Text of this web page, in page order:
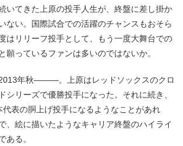
いてきた上原の投手人生が、終盤に差し掛か
ない。国際試合での活躍のチャンスもおそら
はリリーフ投手として、もう一度大舞台での
願っているファンは多いのではないか。
年秋―――。上原はレッドソックスのクロ
シリーズで優勝投手になった。それに続き、
表の胴上げ投手になるようなことがあれ
、絵に描いたようなキャリア終盤のハイライ
ある。